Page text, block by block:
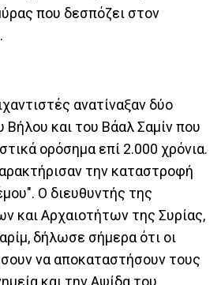
που δεσπόζει στον
ανατίναξαν δύο
Βήλου και του Βάαλ Σαμίν που
ορόσημα επί 2.000 χρόνια.
την καταστροφή
Ο διευθυντής της
και Αρχαιοτήτων της Συρίας,
δήλωσε σήμερα ότι οι
να αποκαταστήσουν τους
και την Αψίδα του